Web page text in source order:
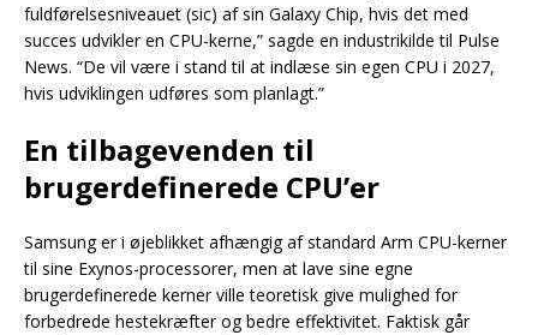
fuldførelsesniveauet (sic) af sin Galaxy Chip, hvis det med
succes udvikler en CPU-kerne,” sagde en industrikilde til Pulse
News. “De vil være i stand til at indlæse sin egen CPU i 2027,
hvis udviklingen udføres som planlagt.”
En tilbagevenden til
brugerdefinerede CPU’er
Samsung er i øjeblikket afhængig af standard Arm CPU-kerner
til sine Exynos-processorer, men at lave sine egne
brugerdefinerede kerner ville teoretisk give mulighed for
forbedrede hestekræfter og bedre effektivitet. Faktisk går